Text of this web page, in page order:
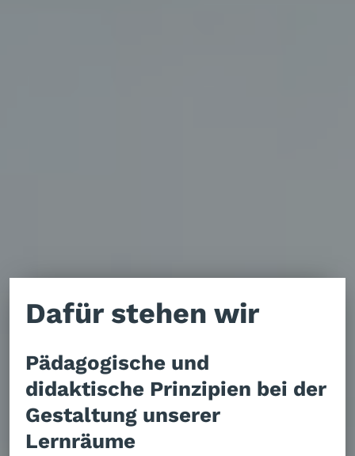
Dafür stehen wir
Pädagogische und
didaktische Prinzipien bei der
Gestaltung unserer
Lernräume